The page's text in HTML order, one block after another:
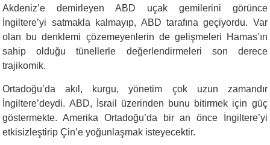
Akdeniz’e demirleyen ABD uçak gemilerini görünce
İngiltere’yi satmakla kalmayıp, ABD tarafına geçiyordu. Var
olan bu denklemi çözemeyenlerin de gelişmeleri Hamas’ın
sahip olduğu tünellerle değerlendirmeleri son derece
trajikomik.
Ortadoğu’da akıl, kurgu, yönetim çok uzun zamandır
İngiltere’deydi. ABD, İsrail üzerinden bunu bitirmek için güç
göstermekte. Amerika Ortadoğu’da bir an önce İngiltere’yi
etkisizleştirip Çin’e yoğunlaşmak isteyecektir.